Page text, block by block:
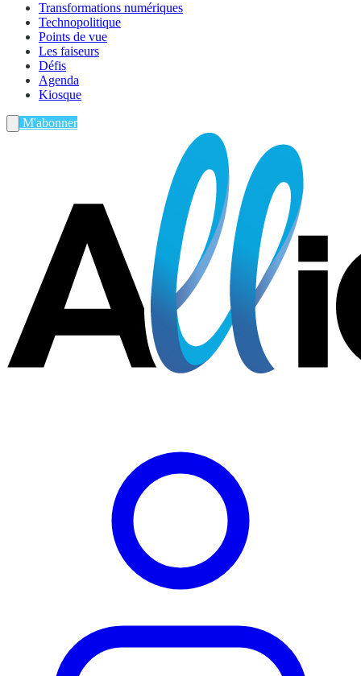
Transformations numériques
Technopolitique
Points de vue
Les faiseurs
Défis
Agenda
Kiosque
M'abonner